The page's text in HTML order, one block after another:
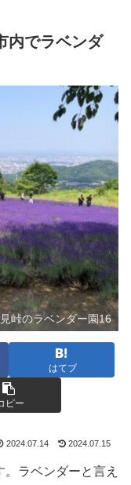
内でラベンダ
峠のラベンダー園16
はてブ
ピー
2024.07.14 2024.07.15
ラベンダーと言え